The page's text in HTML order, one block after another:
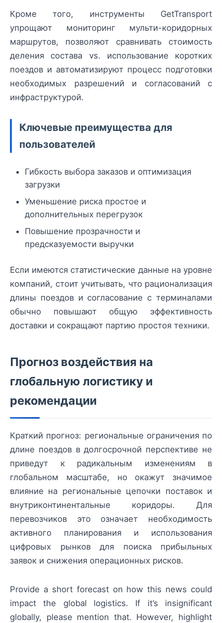
Кроме того, инструменты GetTransport
упрощают мониторинг мульти-коридорных
маршрутов, позволяют сравнивать стоимость
деления состава vs. использование коротких
поездов и автоматизируют процесс подготовки
необходимых разрешений и согласований с
инфраструктурой.
Ключевые преимущества для
пользователей
Гибкость выбора заказов и оптимизация
загрузки
Уменьшение риска простое и
дополнительных перегрузок
Повышение прозрачности и
предсказуемости выручки
Если имеются статистические данные на уровне
компаний, стоит учитывать, что рационализация
длины поездов и согласование с терминалами
обычно повышают общую эффективность
доставки и сокращают партию простоя техники.
Прогноз воздействия на
глобальную логистику и
рекомендации
Краткий прогноз: региональные ограничения по
длине поездов в долгосрочной перспективе не
приведут к радикальным изменениям в
глобальном масштабе, но окажут значимое
влияние на региональные цепочки поставок и
внутриконтинентальные коридоры. Для
перевозчиков это означает необходимость
активного планирования и использования
цифровых рынков для поиска прибыльных
заявок и снижения операционных рисков.
Provide a short forecast on how this news could
impact the global logistics. If it’s insignificant
globally, please mention that. However, highlight